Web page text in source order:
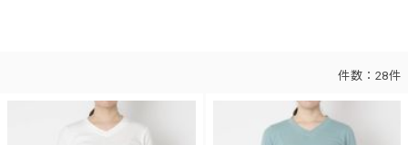
件数： 28件